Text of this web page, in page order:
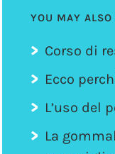
YOU MAY ALSO
Corso di
Ecco
L’uso del
La